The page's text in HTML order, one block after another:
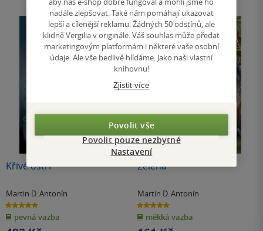
Křivé ostří
Martin D. Antonín
5.0
z
5
hvězdiček
pevná vazba
Zelená
Martin D. Antonín
5.0
z
5
hvězdiček
měkká vazba
nadále zlepšovat. Také nám pomáhají ukazovat
lepší a cílenější reklamu. Žádných 50 odstínů, ale
klidně Vergilia v originále. Váš souhlas může předat
marketingovým platformám i některé vaše osobní
údaje. Ale vše bedlivě hlídáme. Jako naši vlastní
knihovnu!
Zjistit více
Povolit vše
Povolit pouze nezbytné
Nastavení